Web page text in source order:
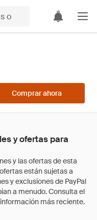
Comprar ahora
y ofertas para